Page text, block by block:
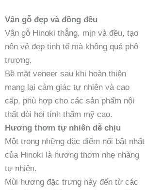
Vân gỗ đẹp và đồng đều
Vân gỗ Hinoki thẳng, mịn và đều, tạo
nên vẻ đẹp tinh tế mà không quá phô
trương.
Bề mặt veneer sau khi hoàn thiện
mang lại cảm giác tự nhiên và cao
cấp, phù hợp cho các sản phẩm nội
thất đòi hỏi tính thẩm mỹ cao.
Hương thơm tự nhiên dễ chịu
Một trong những đặc điểm nổi bật nhất
của Hinoki là hương thơm nhẹ nhàng
tự nhiên.
Mùi hương đặc trưng này đến từ các